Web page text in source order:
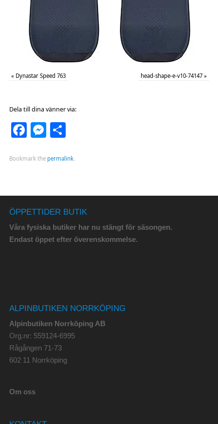
« Dynastar Speed 763 head-shape-e-v10-74147 »
Dela till dina vänner via:
Facebook
Messenger
Dela
Bookmark the permalink.
ÖPPETTIDER BUTIK
Våra fysiska butiker har nu stängt för säsongen.
Endast öppet efter överenskommelse.
ALPINBUTIKEN NORRKÖPING
Alpinbutiken Norrköping AB
Org.nr: 559124-6995
Rågången 71-73
602 11 Norrköping
Om oss